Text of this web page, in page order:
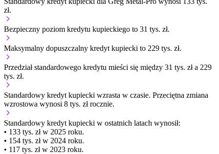
zł.
Bezpieczny poziom kredytu kupieckiego to 31 tys. zł.
Maksymalny dopuszczalny kredyt kupiecki to 229 tys. zł.
Przedział standardowego kredytu mieści się między 31 tys. zł a 229
tys. zł.
Standardowy kredyt kupiecki wzrasta w czasie. Przeciętna zmiana
wzrostowa wynosi 8 tys. zł rocznie.
Standardowy kredyt kupiecki w ostatnich latach wynosił:
• 133 tys. zł w 2025 roku.
• 154 tys. zł w 2024 roku.
• 117 tys. zł w 2023 roku.